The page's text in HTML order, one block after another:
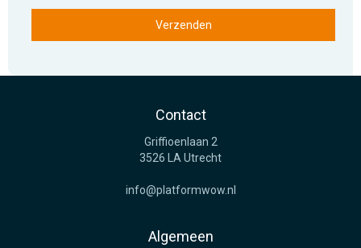
Contact
Griffioenlaan 2
3526 LA Utrecht
info@platformwow.nl
Algemeen